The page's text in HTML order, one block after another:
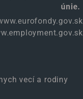
únie.
vecí a rodiny